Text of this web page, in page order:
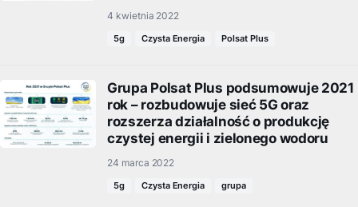
4 kwietnia 2022
5g Czysta Energia Polsat Plus
Grupa Polsat Plus podsumowuje 2021
rok – rozbudowuje sieć 5G oraz
rozszerza działalność o produkcję
czystej energii i zielonego wodoru
24 marca 2022
5g Czysta Energia grupa